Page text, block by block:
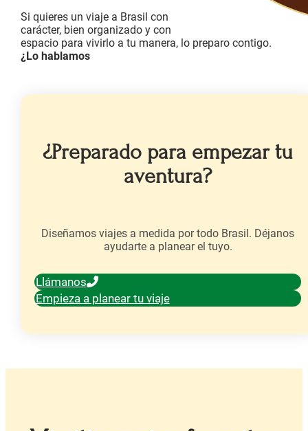
Si quieres un viaje a Brasil con
carácter, bien organizado y con
espacio para vivirlo a tu manera, lo preparo contigo.
¿Lo hablamos
¿Preparado para empezar tu
aventura?
Diseñamos viajes a medida por todo Brasil. Déjanos
ayudarte a planear el tuyo.
Llámanos
Empieza a planear tu viaje